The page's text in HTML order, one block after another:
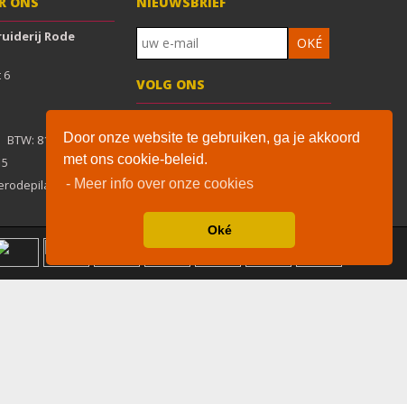
Door onze website te gebruiken, ga je akkoord
met ons cookie-beleid.
- Meer info over onze cookies
Oké
VOLG ONS
Rode
6
De waardering van www.solgar-
supplementen.nl/ bijWebwinkelKeur
Reviewsis 9.1/10 gebaseerd op 39
reviews.